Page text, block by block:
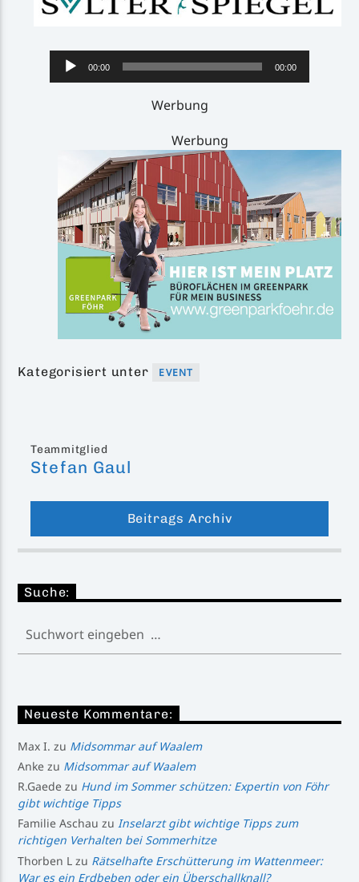
Audio-
Player
00:00 00:00
Werbung
Werbung
Kategorisiert unter EVENT
Teammitglied
Stefan Gaul
Beitrags Archiv
Suche:
Neueste Kommentare:
Max I. zu Midsommar auf Waalem
Anke zu Midsommar auf Waalem
R.Gaede zu Hund im Sommer schützen: Expertin von Föhr
gibt wichtige Tipps
Familie Aschau zuInselarzt gibt wichtige Tipps zum
richtigen Verhalten bei Sommerhitze
Thorben L zu Rätselhafte Erschütterung im Wattenmeer:
War es ein Erdbeben oder ein Überschallknall?